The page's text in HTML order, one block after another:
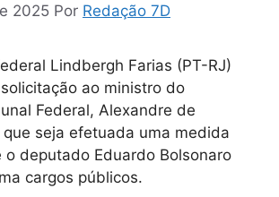
2025 Por Redação 7D
Lindbergh Farias (PT-RJ)
ao ministro do
Federal, Alexandre de
que seja efetuada uma medida
o deputado Eduardo Bolsonaro
cargos públicos.